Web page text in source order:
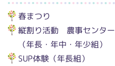
春まつり
縦割り活動 農事センター
（年長・年中・年少組）
SUP体験（年長組）